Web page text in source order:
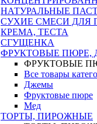
НАТУРАЛЬНЫЕ
СУХИЕ СМЕСИ ДЛЯ
КРЕМА, ТЕСТА
СГУЩЕНКА
ФРУКТОВЫЕ ПЮРЕ,
ФРУКТОВЫЕ
Все товары
Джемы
Фруктовые пюре
Мед
ТОРТЫ, ПИРОЖНЫЕ